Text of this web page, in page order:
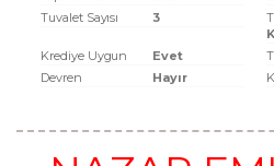
Tuvalet Sayısı
3
Krediye Uygun
Evet
Devren
Hayır